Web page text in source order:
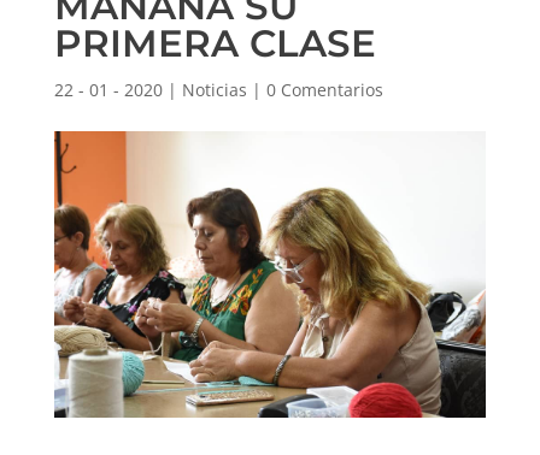
PRIMERA CLASE
22 - 01 - 2020| Noticias | 0 Comentarios